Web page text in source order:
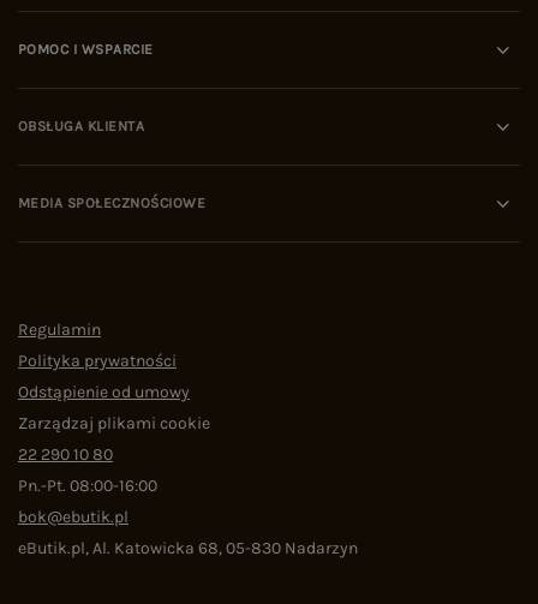
POMOC I WSPARCIE
OBSŁUGA KLIENTA
MEDIA SPOŁECZNOŚCIOWE
Regulamin
Polityka prywatności
Odstąpienie od umowy
Zarządzaj plikami cookie
22 290 10 80
Pn.-Pt. 08:00-16:00
bok@ebutik.pl
eButik.pl,Al. Katowicka 68,05-830 Nadarzyn